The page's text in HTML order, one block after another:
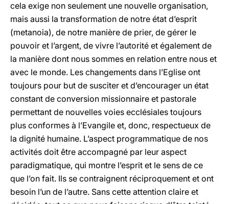
cela exige non seulement une nouvelle organisation,
mais aussi la transformation de notre état d’esprit
(metanoia), de notre manière de prier, de gérer le
pouvoir et l’argent, de vivre l’autorité et également de
la manière dont nous sommes en relation entre nous et
avec le monde. Les changements dans l’Eglise ont
toujours pour but de susciter et d’encourager un état
constant de conversion missionnaire et pastorale
permettant de nouvelles voies ecclésiales toujours
plus conformes à l’Evangile et, donc, respectueux de
la dignité humaine. L’aspect programmatique de nos
activités doit être accompagné par leur aspect
paradigmatique, qui montre l’esprit et le sens de ce
que l’on fait. Ils se contraignent réciproquement et ont
besoin l’un de l’autre. Sans cette attention claire et